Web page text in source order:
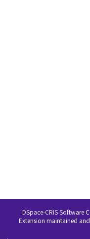
DSpace-CRIS Software
Extension maintained